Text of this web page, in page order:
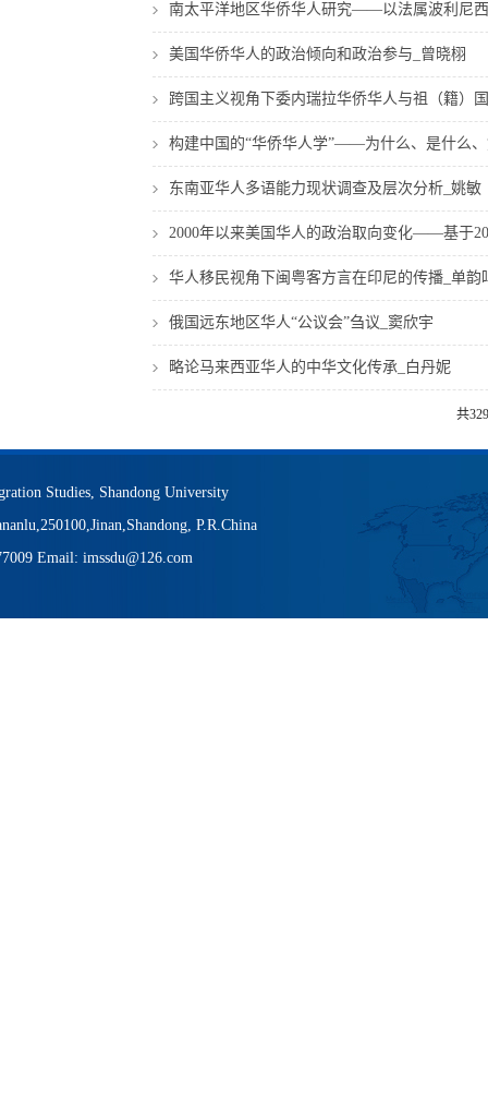
南太平洋地区华侨华人研究——以法属波利尼
美国华侨华人的政治倾向和政治参与_曾晓栩
跨国主义视角下委内瑞拉华侨华人与祖（籍）
构建中国的“华侨华人学”——为什么、是什么
东南亚华人多语能力现状调查及层次分析_姚敏
2000年以来美国华人的政治取向变化——基于
华人移民视角下闽粤客方言在印尼的传播_单韵
俄国远东地区华人“公议会”刍议_窦欣宇
略论马来西亚华人的中华文化传承_白丹妮
共
Studies, Shandong University
P.R.China
Email: imssdu@126.com